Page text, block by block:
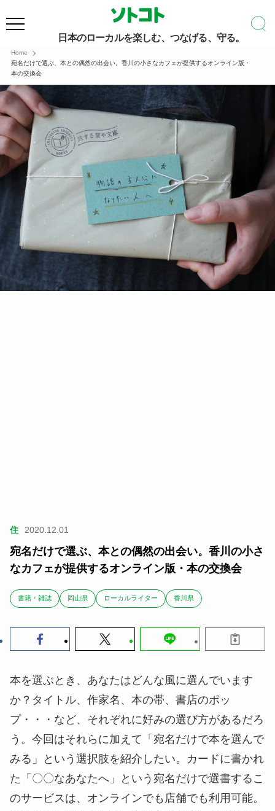
日本のローカルを楽しむ、つなげる、守る。
Home
宛名だけで選ぶ、本との偶然の出会い。香川の小さなカフェが提供するオンライン版・
本の交換会
住 2020.12.01
宛名だけで選ぶ、本との偶然の出会い。香川の小さ
なカフェが提供するオンライン版・本の交換会
書籍・雑誌 岡山県 ローカルライター 香川県
本を選ぶとき、あなたはどんな風に選んでいます
か？タイトル、作家名、本の帯、書店のポッ
プ・・・など、それぞれに好みの選び方があるだろ
う。今回はそれらに加えて「宛名だけで本を選んで
みる」という選択肢を紹介したい。カードに書かれ
た「〇〇なあなたへ」という宛名だけで選書するこ
のサービスは、オンラインでも店舗でも利用可能。